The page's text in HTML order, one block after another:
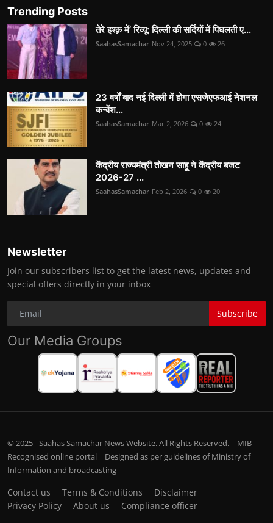
Trending Posts
तेरे इश्क़ में’ रिव्यू: दिल्ली की सर्दियों में पिघलती ए...
SaahasSamachar Nov 24, 2025 0 26
23 वर्षों बाद नई दिल्ली में होगा एसजेएफआई नेशनल
कन्वेंश...
SaahasSamachar Mar 2, 2026 0 24
केंद्रीय राज्यमंत्री तोखन साहू ने केंद्रीय बजट
2026-27 ...
SaahasSamachar Feb 2, 2026 0 20
Newsletter
Join our subscribers list to get the latest news, updates and
special offers directly in your inbox
Subscribe
Our Media Groups
© 2025 - Saahas Samachar News Website. All Rights Reserved. | MIB
Recognised online portal | Designed as per guidelines of Ministry of
Information and broadcasting
Contact us Terms & Conditions
Disclaimer
Privacy Policy
About us Compliance officer